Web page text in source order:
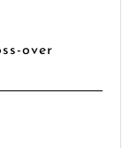
over